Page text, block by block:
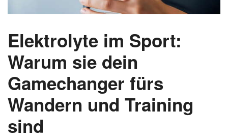
Elektrolyte im Sport:
Warum sie dein
Gamechanger fürs
Wandern und Training
sind